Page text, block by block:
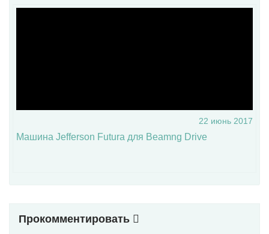
22 июнь 2017
Машина Jefferson Futura для Beamng Drive
Прокомментировать